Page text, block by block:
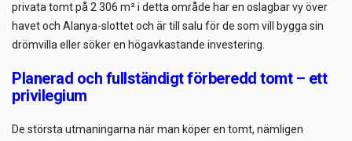
privata tomt på 2 306 m² i detta område har en oslagbar vy över
havet och Alanya-slottet och är till salu för de som vill bygga sin
drömvilla eller söker en högavkastande investering.
Planerad och fullständigt förberedd tomt – ett
privilegium
De största utmaningarna när man köper en tomt, nämligen